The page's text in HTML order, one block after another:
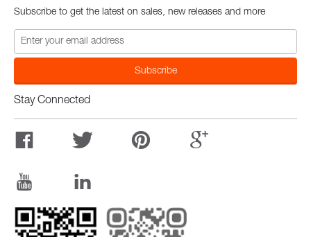
Subscribe to get the latest on sales, new releases and more
Stay Connected